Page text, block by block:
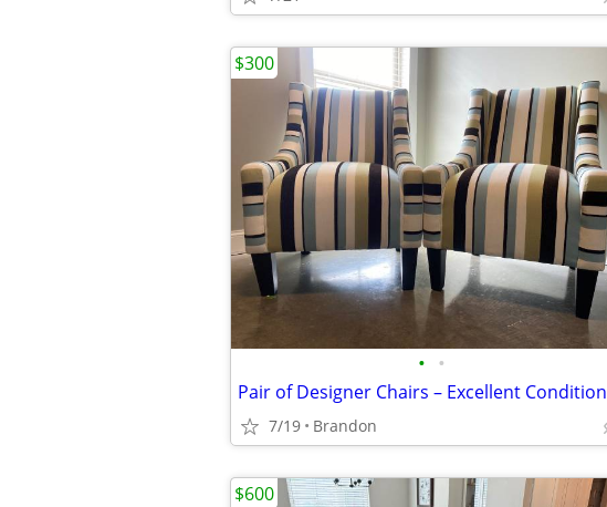
• •
Pair of Designer Chairs – Excellent Condition
7/19 Brandon
$300
$600